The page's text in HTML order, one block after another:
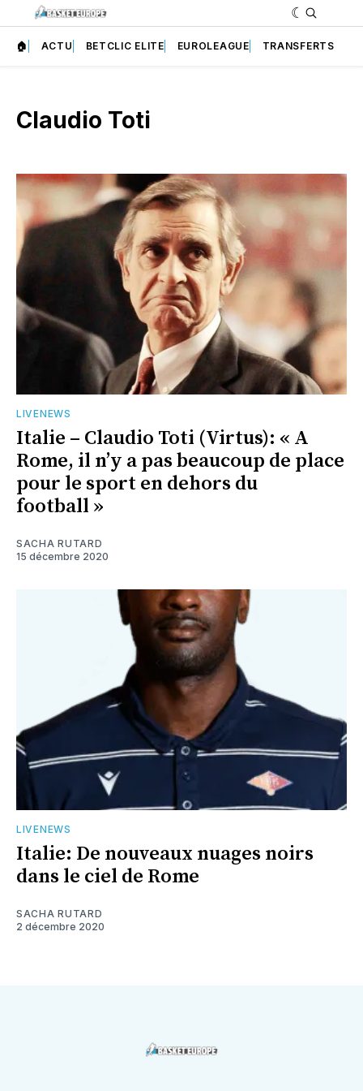
🏠 ACTU BETCLIC ELITE EUROLEAGUE TRANSFERTS
Claudio Toti
LIVENEWS
Italie – Claudio Toti (Virtus): « A
Rome, il n’y a pas beaucoup de place
pour le sport en dehors du
football »
SACHA RUTARD
15 décembre 2020
LIVENEWS
Italie: De nouveaux nuages noirs
dans le ciel de Rome
SACHA RUTARD
2 décembre 2020